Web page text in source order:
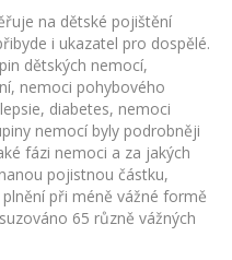
na dětské pojištění
i ukazatel pro dospělé.
dětských nemocí,
nemoci pohybového
diabetes, nemoci
nemocí byly podrobněji
fázi nemoci a za jakých
pojistnou částku,
při méně vážné formě
65 různě vážných